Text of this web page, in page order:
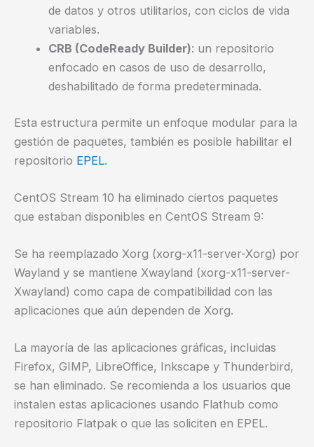
de datos y otros utilitarios, con ciclos de vida
variables.
CRB (CodeReady Builder): un repositorio
enfocado en casos de uso de desarrollo,
deshabilitado de forma predeterminada.
Esta estructura permite un enfoque modular para la
gestión de paquetes, también es posible habilitar el
repositorio EPEL.
CentOS Stream 10 ha eliminado ciertos paquetes
que estaban disponibles en CentOS Stream 9:
Se ha reemplazado Xorg (xorg-x11-server-Xorg) por
Wayland y se mantiene Xwayland (xorg-x11-server-
Xwayland) como capa de compatibilidad con las
aplicaciones que aún dependen de Xorg.
La mayoría de las aplicaciones gráficas, incluidas
Firefox, GIMP, LibreOffice, Inkscape y Thunderbird,
se han eliminado. Se recomienda a los usuarios que
instalen estas aplicaciones usando Flathub como
repositorio Flatpak o que las soliciten en EPEL.